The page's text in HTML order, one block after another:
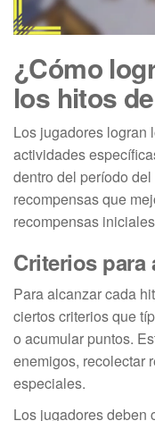
¿Cómo
los hitos
Los jugadores logran
actividades
dentro del período
recompensas que
recompensas
Criterios para
Para alcanzar cada
ciertos criterios que
o acumular puntos.
enemigos, recolectar
especiales.
Los jugadores deben